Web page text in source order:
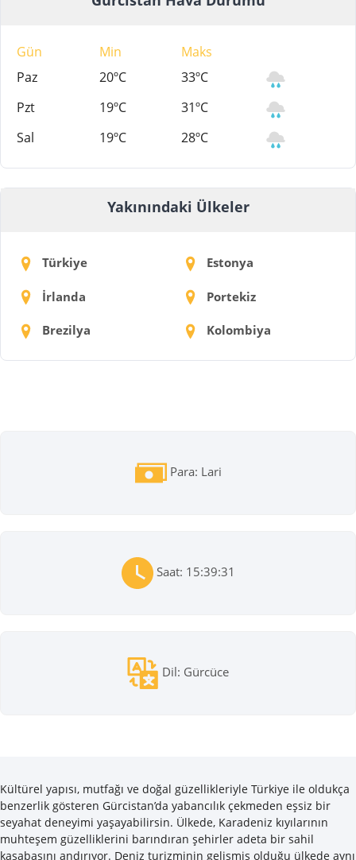
Gün Min
Maks
Paz
20ºC
33ºC
Pzt
19ºC
31ºC
Sal
19ºC 28ºC
Yakınındaki Ülkeler
Türkiye Estonya
İrlanda Portekiz
Brezilya Kolombiya
Para: Lari
Saat: 15:39:31
Dil: Gürcüce
Kültürel yapısı, mutfağı ve doğal güzellikleriyle Türkiye ile oldukça
benzerlik gösteren Gürcistan’da yabancılık çekmeden eşsiz bir
seyahat deneyimi yaşayabilirsin. Ülkede, Karadeniz kıyılarının
muhteşem güzelliklerini barındıran şehirler adeta bir sahil
kasabasını andırıyor. Deniz turizminin gelişmiş olduğu ülkede aynı